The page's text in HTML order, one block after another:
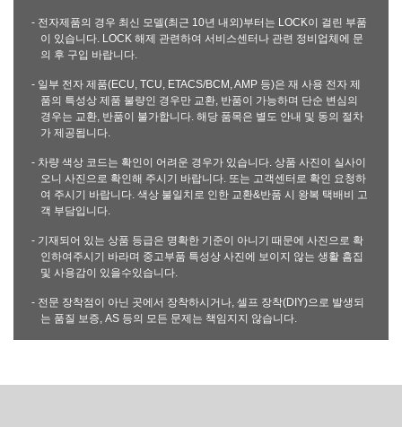
- 전자제품의 경우 최신 모델(최근 10년 내외)부터는 LOCK이 걸린 부품
이 있습니다. LOCK 해제 관련하여 서비스센터나 관련 정비업체에 문
의 후 구입 바랍니다.
- 일부 전자 제품(ECU, TCU, ETACS/BCM, AMP 등)은 재 사용 전자 제
품의 특성상 제품 불량인 경우만 교환, 반품이 가능하며 단순 변심의
경우는 교환, 반품이 불가합니다. 해당 품목은 별도 안내 및 동의 절차
가 제공됩니다.
- 차량 색상 코드는 확인이 어려운 경우가 있습니다. 상품 사진이 실사이
오니 사진으로 확인해 주시기 바랍니다. 또는 고객센터로 확인 요청하
여 주시기 바랍니다. 색상 불일치로 인한 교환&반품 시 왕복 택배비 고
객 부담입니다.
- 기재되어 있는 상품 등급은 명확한 기준이 아니기 때문에 사진으로 확
인하여주시기 바라며 중고부품 특성상 사진에 보이지 않는 생활 흠집
및 사용감이 있을수있습니다.
- 전문 장착점이 아닌 곳에서 장착하시거나, 셀프 장착(DIY)으로 발생되
는 품질 보증, AS 등의 모든 문제는 책임지지 않습니다.